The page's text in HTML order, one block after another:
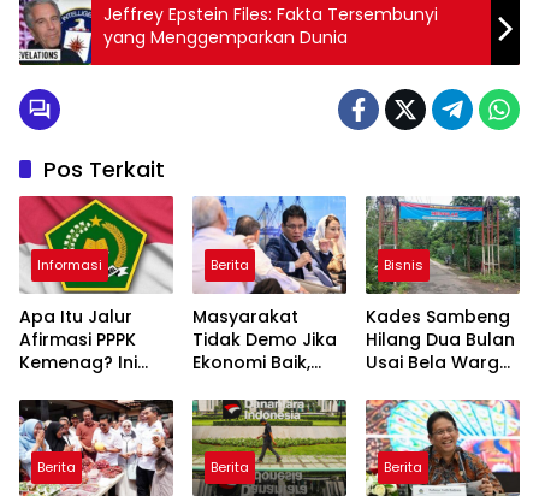
Jeffrey Epstein Files: Fakta Tersembunyi
yang Menggemparkan Dunia
Pos Terkait
Informasi
Apa Itu Jalur
Afirmasi PPPK
Kemenag? Ini
yang Wajib
Diketahui
Berita
Masyarakat
Tidak Demo Jika
Ekonomi Baik,
Terjadi Sekarang!
Bisnis
Kades Sambeng
Hilang Dua Bulan
Usai Bela Warga
Berita Berita Berita